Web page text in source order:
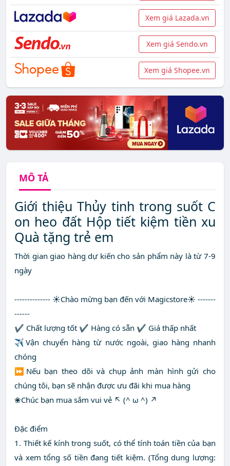
Xem giá Lazada.vn
Xem giá Sendo.vn
Xem giá Shopee.vn
MÔ TẢ
Giới thiệu Thủy tinh trong suốt C
on heo đất Hộp tiết kiệm tiền xu
Quà tặng trẻ em
Thời gian giao hàng dự kiến cho sản phẩm này là từ 7-9
ngày
-------------- ☀Chào mừng bạn đến với Magicstore☀ -------
------
✔ Chất lượng tốt ✔ Hàng có sẵn ✔ Giá thấp nhất
✈Vận chuyển hàng từ nước ngoài, giao hàng nhanh
chóng
⏩Nếu bạn theo dõi và chụp ảnh màn hình gửi cho
chúng tôi, bạn sẽ nhận được ưu đãi khi mua hàng
❀Chúc bạn mua sắm vui vẻ ↖ (^ ω ^) ↗
Đặc điểm
1. Thiết kế kính trong suốt, có thể tính toán tiền của bạn
và xem tổng số tiền đang tiết kiệm. (Tổng dung lượng: